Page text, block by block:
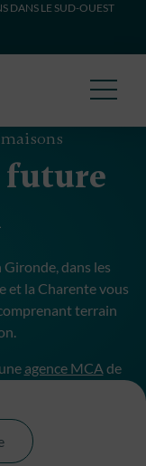
DANS LE SUD-OUEST
future
dans les
et la Charente vous
terrain
agence MCA de